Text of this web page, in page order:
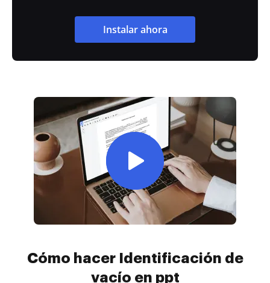
Instalar ahora
Cómo hacer Identificación de
vacío en ppt